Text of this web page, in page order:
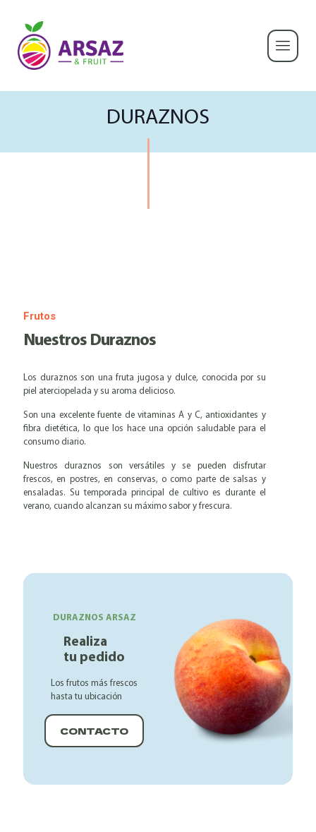
DURAZNOS
Frutos
Nuestros Duraznos
Los duraznos son una fruta jugosa y dulce, conocida por su
piel aterciopelada y su aroma delicioso.
Son una excelente fuente de vitaminas A y C, antioxidantes y
fibra dietética, lo que los hace una opción saludable para el
consumo diario.
Nuestros duraznos son versátiles y se pueden disfrutar
frescos, en postres, en conservas, o como parte de salsas y
ensaladas. Su temporada principal de cultivo es durante el
verano, cuando alcanzan su máximo sabor y frescura.
DURAZNOS ARSAZ
Realiza
tu pedido
Los frutos más frescos
hasta tu ubicación
CONTACTO